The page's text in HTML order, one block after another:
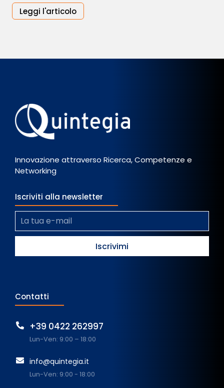
Leggi l'articolo
Innovazione attraverso Ricerca, Competenze e
Networking
Iscriviti alla newsletter
Contatti
+39 0422 262997
Lun-Ven: 9:00 – 18:00
info@quintegia.it
Lun-Ven: 9:00 - 18:00